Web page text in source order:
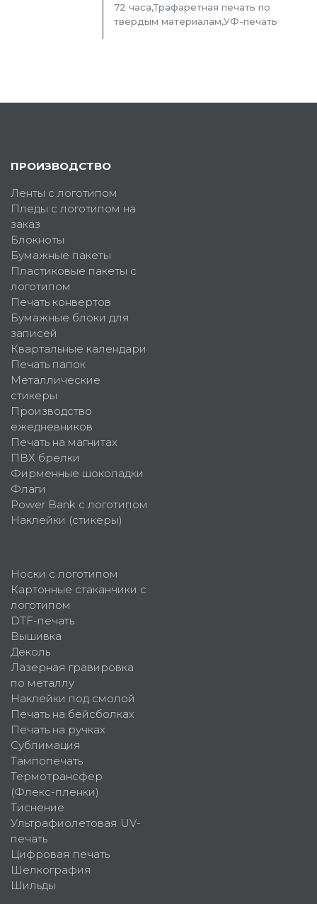
72 часа,Трафаретная печать по
твердым материалам,УФ-печать
ПРОИЗВОДСТВО
Ленты с логотипом
Пледы с логотипом на
заказ
Блокноты
Бумажные пакеты
Пластиковые пакеты с
логотипом
Печать конвертов
Бумажные блоки для
записей
Квартальные календари
Печать папок
Металлические
стикеры
Производство
ежедневников
Печать на магнитах
ПВХ брелки
Фирменные шоколадки
Флаги
Power Bank с логотипом
Наклейки (стикеры)
Носки с логотипом
Картонные стаканчики с
логотипом
DTF-печать
Вышивка
Деколь
Лазерная гравировка
по металлу
Наклейки под смолой
Печать на бейсболках
Печать на ручках
Сублимация
Тампопечать
Термотрансфер
(Флекс-пленки)
Тиснение
Ультрафиолетовая UV-
печать
Цифровая печать
Шелкография
Шильды